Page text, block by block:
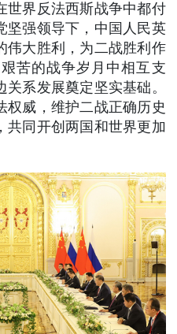
世界反法西斯战争中都付
坚强领导下，中国人民英
伟大胜利，为二战胜利作
苦的战争岁月中相互支
系发展奠定坚实基础。
权威，维护二战正确历史
共同开创两国和世界更加